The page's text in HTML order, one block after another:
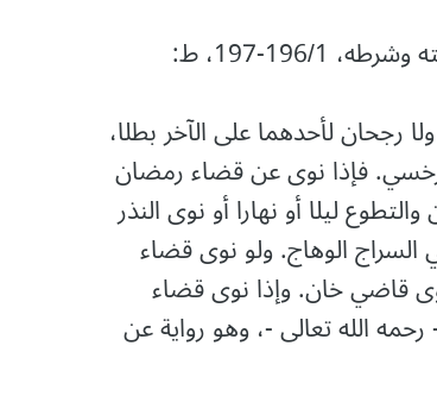
الفتاویٰ الھندیة: (الباب الأول في تعريفه وتقسيمه وسببه ووقته وشرطه، 196/1-197، ط:
رجحان لأحدهما على الآخر بطلا،
فإذا نوى عن قضاء رمضان
ليلا أو نهارا أو نوى النذر
السراج الوهاج. ولو نوى قضاء
قاضي خان. وإذا نوى قضاء
الله تعالى -، وهو رواية عن